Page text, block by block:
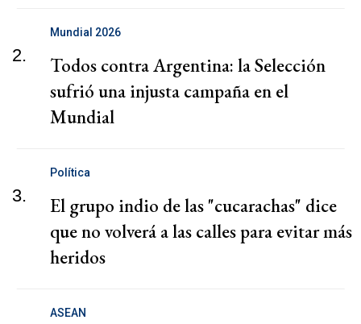
2.
Mundial 2026
Todos contra Argentina: la Selección
sufrió una injusta campaña en el
Mundial
3.
Política
El grupo indio de las "cucarachas" dice
que no volverá a las calles para evitar más
heridos
ASEAN